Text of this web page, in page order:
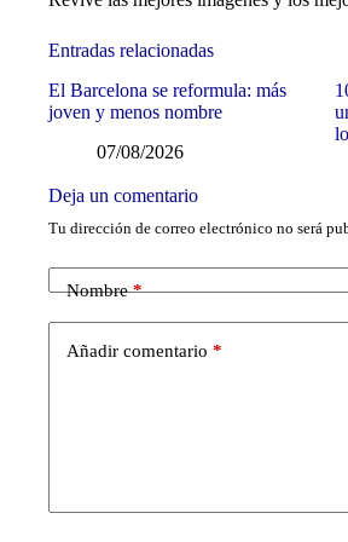
Entradas relacionadas
El Barcelona se reformula: más
joven y menos nombre
07/08/2026
Deja un comentario
Tu dirección de correo electrónico no será
Nombre*
Añadir comentario *